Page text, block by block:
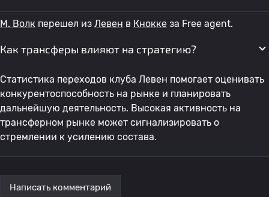
M. Волк перешел из Левен в Кнокке за Free agent.
Как трансферы влияют на стратегию?
Статистика переходов клуба Левен помогает оценивать
конкурентоспособность на рынке и планировать
дальнейшую деятельность. Высокая активность на
трансферном рынке может сигнализировать о
стремлении к усилению состава.
Написать комментарий